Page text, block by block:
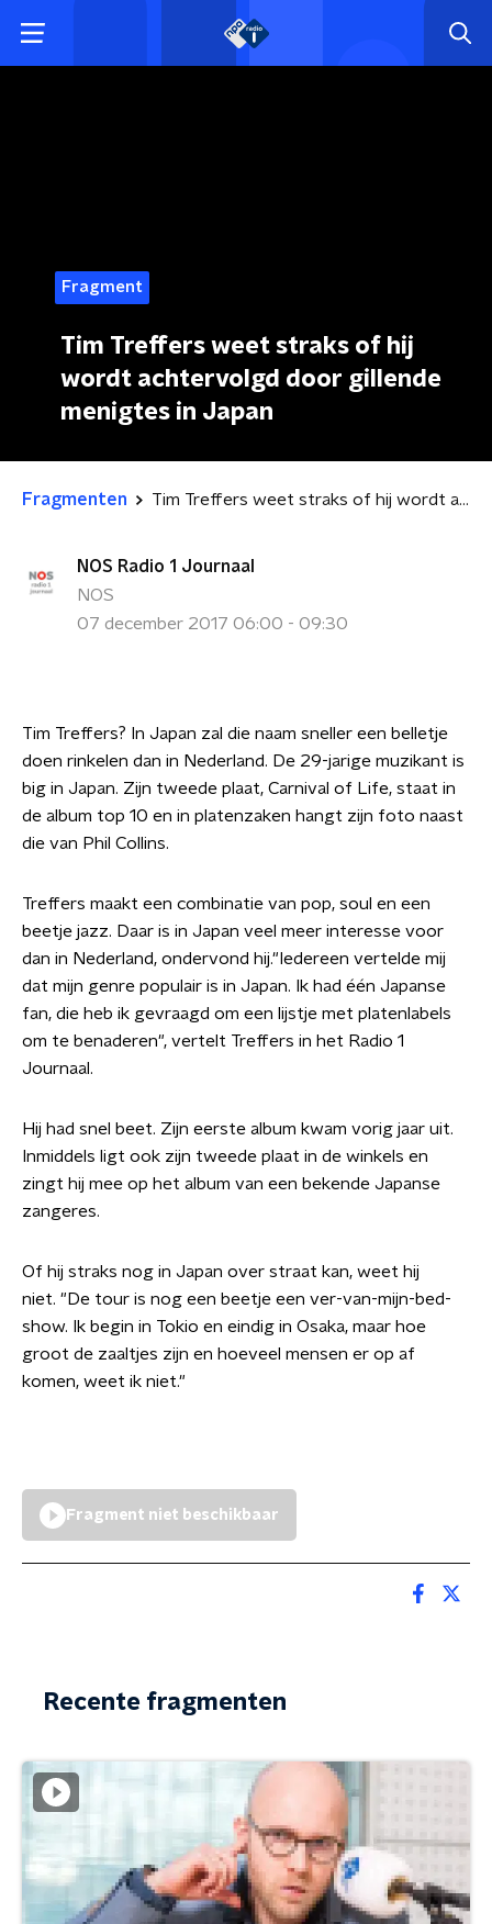
Fragment
Tim Treffers weet straks of hij
wordt achtervolgd door gillende
menigtes in Japan
Fragmenten Tim Treffers weet straks of hij wordt achtervolgd door gillende menigtes in Japan
NOS Radio 1 Journaal
NOS
07 december 2017 06:00 - 09:30
Tim Treffers? In Japan zal die naam sneller een belletje
doen rinkelen dan in Nederland. De 29-jarige muzikant is
big in Japan. Zijn tweede plaat, Carnival of Life, staat in
de album top 10 en in platenzaken hangt zijn foto naast
die van Phil Collins.
Treffers maakt een combinatie van pop, soul en een
beetje jazz. Daar is in Japan veel meer interesse voor
dan in Nederland, ondervond hij."Iedereen vertelde mij
dat mijn genre populair is in Japan. Ik had één Japanse
fan, die heb ik gevraagd om een lijstje met platenlabels
om te benaderen", vertelt Treffers in het Radio 1
Journaal.
Hij had snel beet. Zijn eerste album kwam vorig jaar uit.
Inmiddels ligt ook zijn tweede plaat in de winkels en
zingt hij mee op het album van een bekende Japanse
zangeres.
Of hij straks nog in Japan over straat kan, weet hij
niet. "De tour is nog een beetje een ver-van-mijn-bed-
show. Ik begin in Tokio en eindig in Osaka, maar hoe
groot de zaaltjes zijn en hoeveel mensen er op af
komen, weet ik niet."
Fragment niet beschikbaar
Recente fragmenten